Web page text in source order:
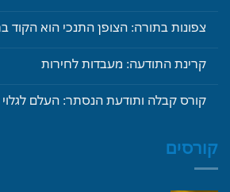
צפונות בתורה: הצופן התנכי הוא הקוד
קרינת התודעה: מעבדות לחירות
קורס קבלה ותודעת הנסתר: העלם לגלוי
קורסים